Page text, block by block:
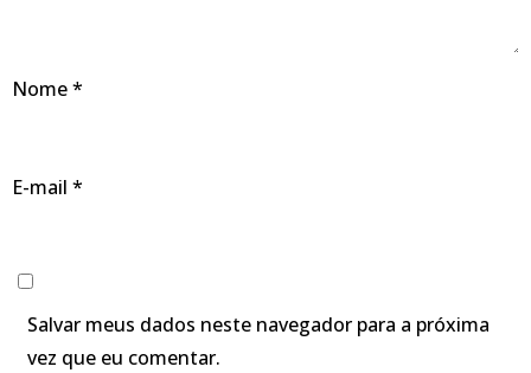
Nome*
E-mail *
Salvar meus dados neste navegador para a próxima
vez que eu comentar.